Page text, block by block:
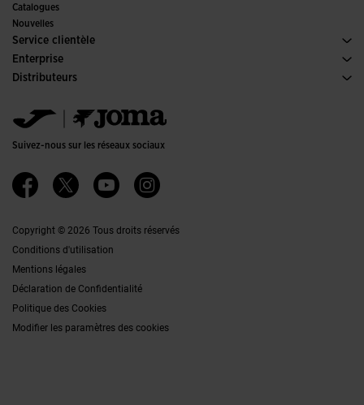
Comités et fédérations
Éditions Spéciales
Catalogues
Nouvelles
Service clientèle
Conditions de Vente
Transport-et-livraison
FAQs
Enterprise
Histoire
Canal éthique
Politique de qualité et d'environnement
Emplois
Ethics Channel
Distributeurs
Jomanet
Service Marketing
Contacter
Suivez-nous sur les réseaux sociaux
Copyright © 2026 Tous droits réservés
Conditions d'utilisation
Mentions légales
Déclaration de Confidentialité
Politique des Cookies
Modifier les paramètres des cookies